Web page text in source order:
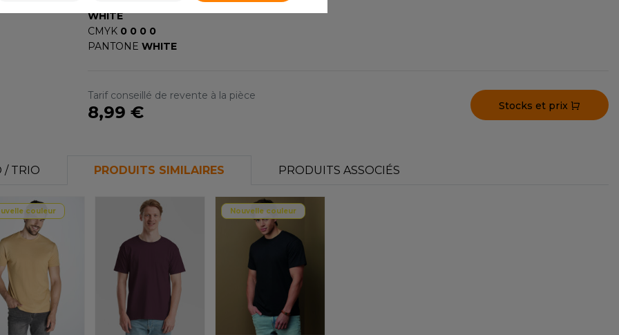
WHITE
CMYK 0 0 0 0
PANTONE WHITE
Tarif conseillé de revente à la pièce
8,99 € Stocks et prix
/ TRIO PRODUITS SIMILAIRES PRODUITS ASSOCIÉS
couleur Nouvelle couleur